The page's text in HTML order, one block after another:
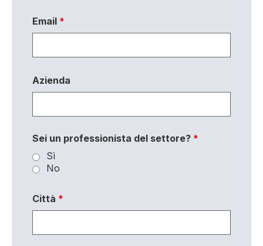
Email *
Azienda
Sei un professionista del settore? *
Sì
No
Città *